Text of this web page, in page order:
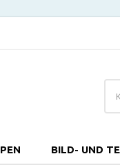
BILD- UND